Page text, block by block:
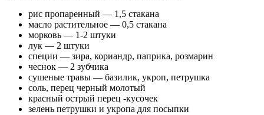
рис пропаренный — 1,5 стакана
масло растительное — 0,5 стакана
морковь — 1-2 штуки
лук — 2 штуки
специи — зира, кориандр, паприка, розмарин
чеснок — 2 зубчика
сушеные травы — базилик, укроп, петрушка
соль, перец черный молотый
красный острый перец -кусочек
зелень петрушки и укропа для посыпки